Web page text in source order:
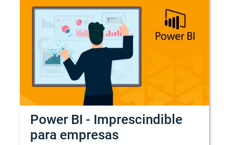
Power BI - Imprescindible
para empresas